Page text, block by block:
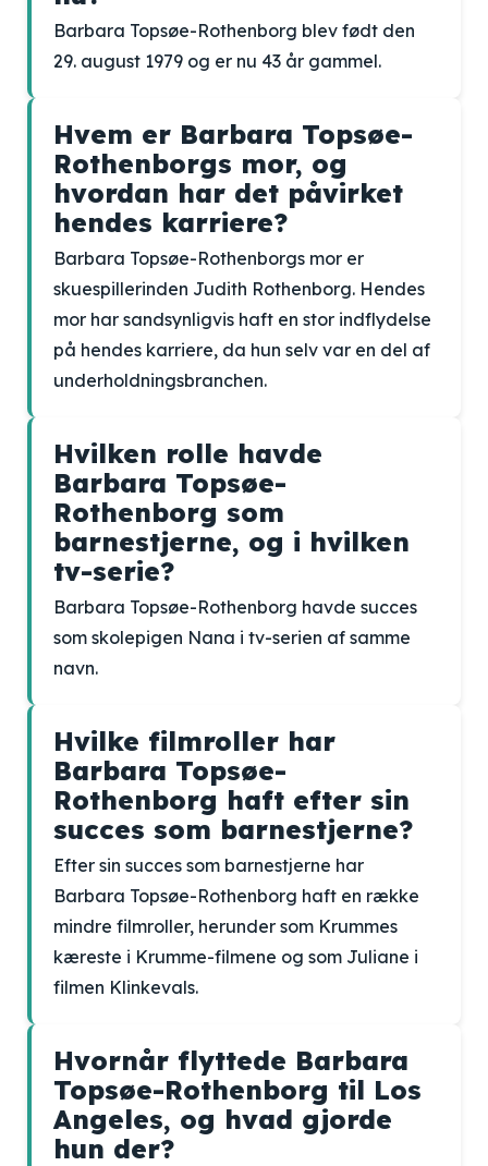
Barbara Topsøe-Rothenborg blev født den
29. august 1979 og er nu 43 år gammel.
Hvem er Barbara Topsøe-
Rothenborgs mor, og
hvordan har det påvirket
hendes karriere?
Barbara Topsøe-Rothenborgs mor er
skuespillerinden Judith Rothenborg. Hendes
mor har sandsynligvis haft en stor indflydelse
på hendes karriere, da hun selv var en del af
underholdningsbranchen.
Hvilken rolle havde
Barbara Topsøe-
Rothenborg som
barnestjerne, og i hvilken
tv-serie?
Barbara Topsøe-Rothenborg havde succes
som skolepigen Nana i tv-serien af samme
navn.
Hvilke filmroller har
Barbara Topsøe-
Rothenborg haft efter sin
succes som barnestjerne?
Efter sin succes som barnestjerne har
Barbara Topsøe-Rothenborg haft en række
mindre filmroller, herunder som Krummes
kæreste i Krumme-filmene og som Juliane i
filmen Klinkevals.
Hvornår flyttede Barbara
Topsøe-Rothenborg til Los
Angeles, og hvad gjorde
hun der?